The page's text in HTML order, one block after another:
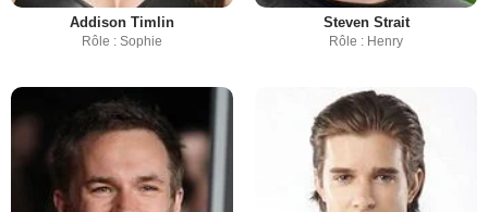
Addison Timlin
Rôle : Sophie
Steven Strait
Rôle : Henry